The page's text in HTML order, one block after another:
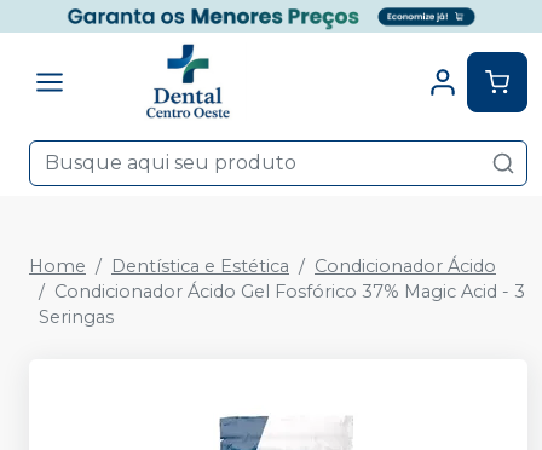
Home Dentística e Estética
Condicionador Ácido
Condicionador Ácido Gel Fosfórico 37% Magic Acid - 3
Seringas